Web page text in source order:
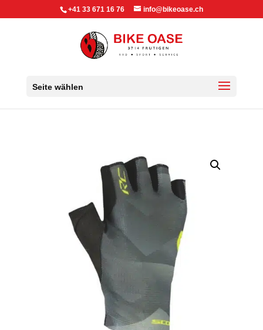
+41 33 671 16 76 info@bikeoase.ch
Seite wählen